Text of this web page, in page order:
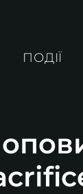
ПОДІЇ